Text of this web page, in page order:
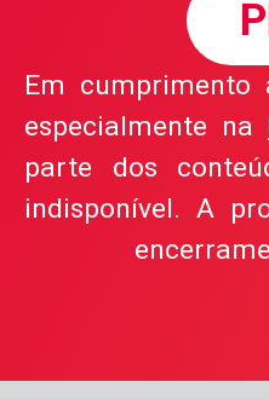
Em cumprimento
especialmente na
parte dos
indisponível. A